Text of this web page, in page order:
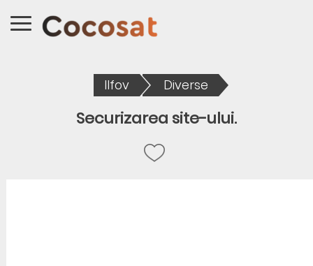
Ilfov Diverse
Securizarea site-ului.